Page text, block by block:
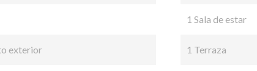
exterior
1 Sala de estar
1 Terraza